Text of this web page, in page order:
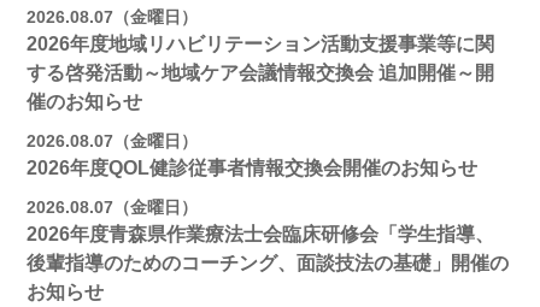
2026.08.07（金曜日）
2026年度地域リハビリテーション活動支援事業等に関
する啓発活動～地域ケア会議情報交換会 追加開催～開
催のお知らせ
2026.08.07（金曜日）
2026年度QOL健診従事者情報交換会開催のお知らせ
2026.08.07（金曜日）
2026年度青森県作業療法士会臨床研修会「学生指導、
後輩指導のためのコーチング、面談技法の基礎」開催の
お知らせ